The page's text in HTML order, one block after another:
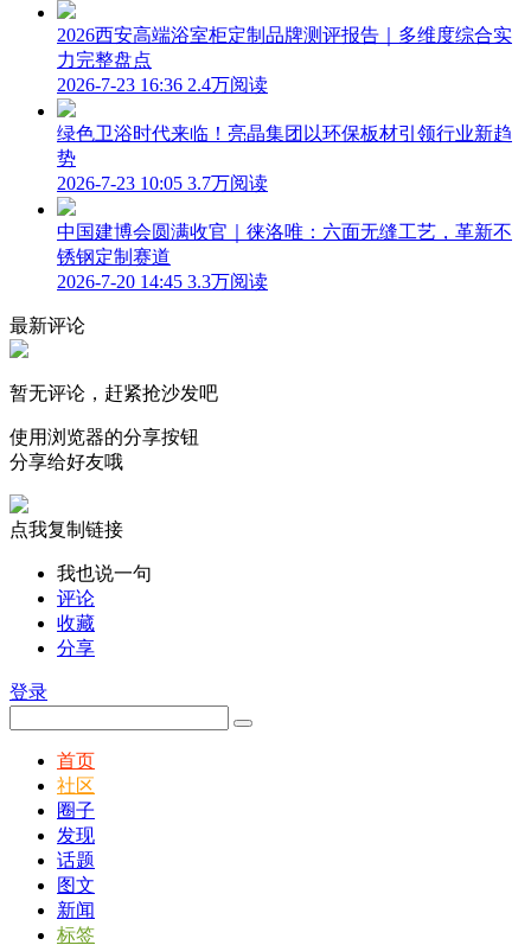
2026西安高端浴室柜定制品牌测评报告｜多维度综合实
力完整盘点
2026-7-23 16:36 2.4万阅读
绿色卫浴时代来临！亮晶集团以环保板材引领行业新趋
势
2026-7-23 10:05 3.7万阅读
中国建博会圆满收官｜徕洛唯：六面无缝工艺，革新不
锈钢定制赛道
2026-7-20 14:45 3.3万阅读
最新评论
暂无评论，赶紧抢沙发吧
使用浏览器的分享按钮
分享给好友哦
点我复制链接
我也说一句
评论
收藏
分享
登录
首页
社区
圈子
发现
话题
图文
新闻
标签